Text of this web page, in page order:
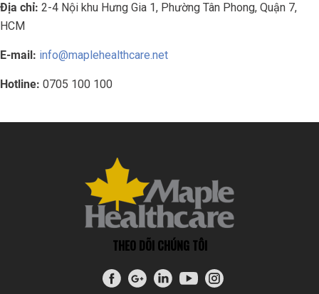
Địa chỉ: 2-4 Nội khu Hưng Gia 1, Phường Tân Phong, Quận 7,
HCM
E-mail: info@maplehealthcare.net
Hotline: 0705 100 100
THEO DÕI CHÚNG TÔI